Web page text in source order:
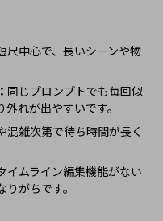
尺中心で、長いシーンや物
同じプロンプトでも毎回似
れが出やすいです。
混雑次第で待ち時間が長く
イムライン編集機能がない
がちです。